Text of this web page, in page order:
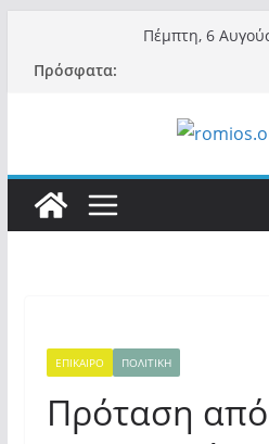
περιεχόμενο
Πέμπτη, 6
Πρόσφατα:
ΕΠΙΚΑΙΡΟ ΠΟΛΙΤΙΚΗ
Πρόταση